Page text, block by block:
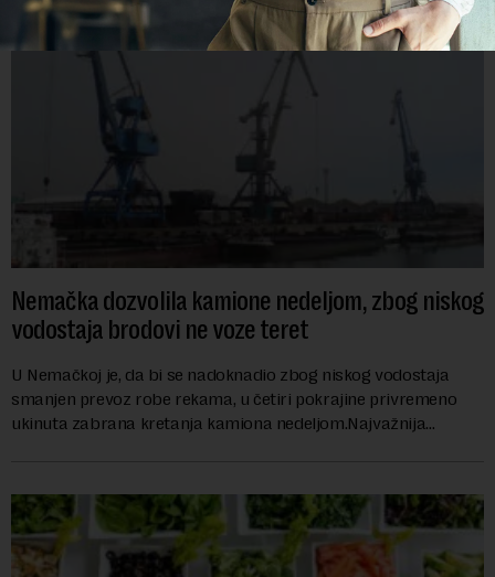
Nemačka dozvolila kamione nedeljom, zbog niskog
vodostaja brodovi ne voze teret
U Nemačkoj je, da bi se nadoknadio zbog niskog vodostaja
smanjen prevoz robe rekama, u četiri pokrajine privremeno
ukinuta zabrana kretanja kamiona nedeljom.Najvažnija